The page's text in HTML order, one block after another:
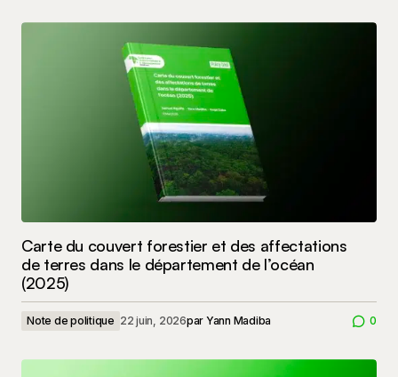
Carte du couvert forestier et des affectations
de terres dans le département de l’océan
(2025)
Note de politique 22 juin, 2026par Yann Madiba 0